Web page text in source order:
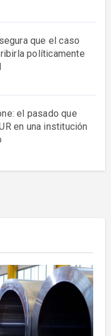
que el caso
políticamente
el pasado que
en una institución